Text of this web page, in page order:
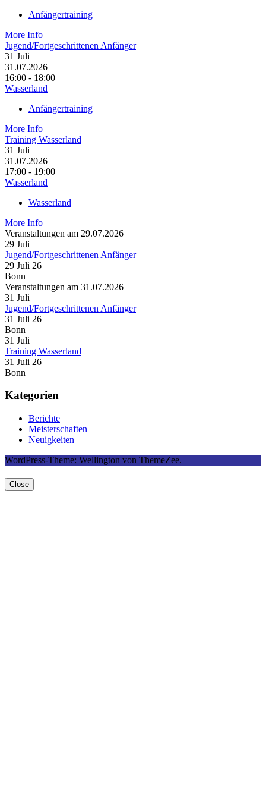
Anfängertraining
More Info
Jugend/Fortgeschrittenen Anfänger
31 Juli
31.07.2026
16:00 - 18:00
Wasserland
Anfängertraining
More Info
Training Wasserland
31 Juli
31.07.2026
17:00 - 19:00
Wasserland
Wasserland
More Info
Veranstaltungen am 29.07.2026
29 Juli
Jugend/Fortgeschrittenen Anfänger
29 Juli 26
Bonn
Veranstaltungen am 31.07.2026
31 Juli
Jugend/Fortgeschrittenen Anfänger
31 Juli 26
Bonn
31 Juli
Training Wasserland
31 Juli 26
Bonn
Kategorien
Berichte
Meisterschaften
Neuigkeiten
WordPress-Theme: Wellington von ThemeZee.
Close